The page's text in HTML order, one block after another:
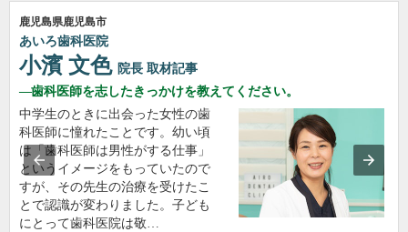
鹿児島県鹿児島市
あいろ歯科医院
小濱 文色 院長 取材記事
歯科医師を志したきっかけを教えてください。
中学生のときに出会った女性の歯
科医師に憧れたことです。幼い頃
は「歯科医師は男性がする仕事」
というイメージをもっていたので
すが、その先生の治療を受けたこ
とで認識が変わりました。子ども
にとって歯科医院は敬…